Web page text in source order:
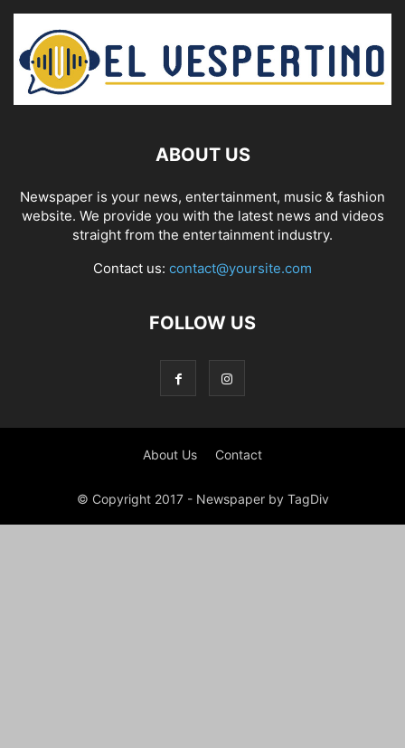
ABOUT US
Newspaper is your news, entertainment, music & fashion
website. We provide you with the latest news and videos
straight from the entertainment industry.
Contact us: contact@yoursite.com
FOLLOW US
About Us Contact
© Copyright 2017 - Newspaper by TagDiv